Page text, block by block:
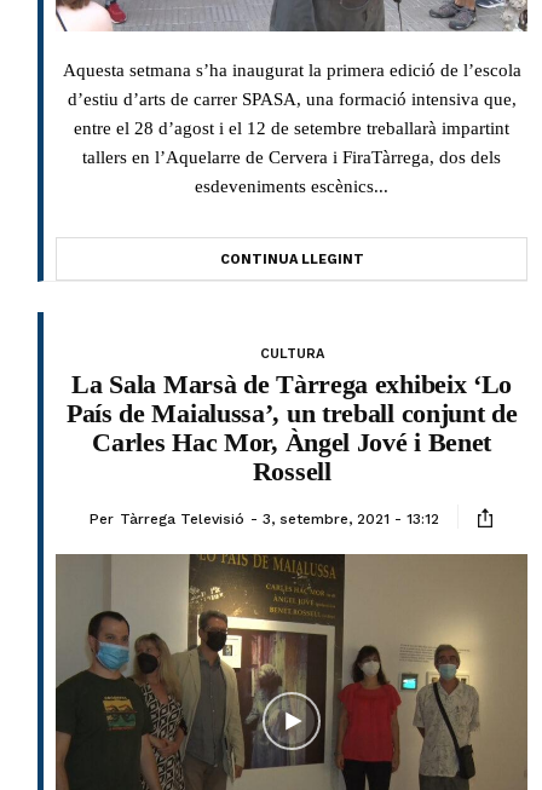
Aquesta setmana s’ha inaugurat la primera edició de l’escola
d’estiu d’arts de carrer SPASA, una formació intensiva que,
entre el 28 d’agost i el 12 de setembre treballarà impartint
tallers en l’Aquelarre de Cervera i FiraTàrrega, dos dels
esdeveniments escènics...
CONTINUA LLEGINT
CULTURA
La Sala Marsà de Tàrrega exhibeix ‘Lo
País de Maialussa’, un treball conjunt de
Carles Hac Mor, Àngel Jové i Benet
Rossell
Per Tàrrega Televisió 3, setembre, 2021 - 13:12